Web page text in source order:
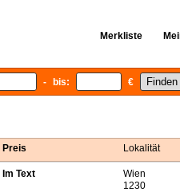
Merkliste
- bis: €
Preis Lokalität
Im Text
Wien
1230